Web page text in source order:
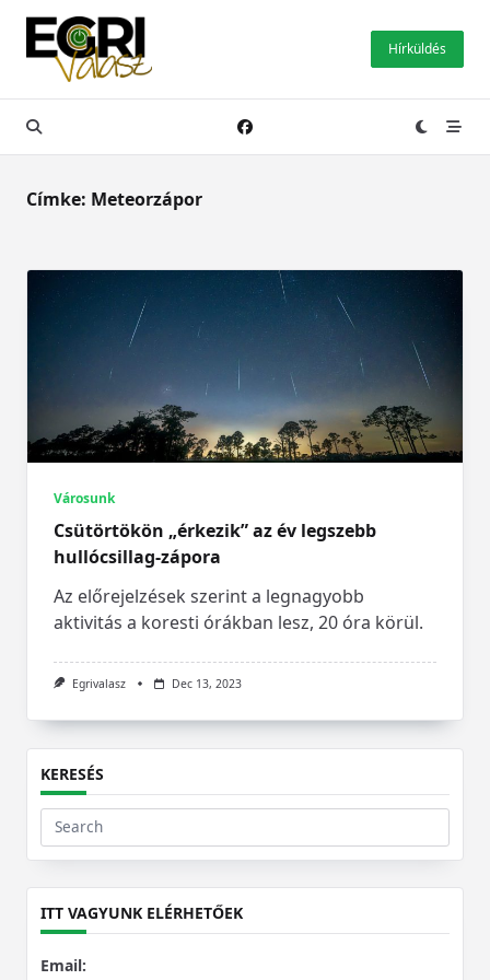
Skip
content
Hírküldés
Címke: Meteorzápor
Városunk
Csütörtökön „érkezik” az év legszebb
hullócsillag-zápora
Az előrejelzések szerint a legnagyobb
aktivitás a koresti órákban lesz, 20 óra körül.
Egrivalasz Dec 13, 2023
KERESÉS
Search
for:
ITT VAGYUNK ELÉRHETŐEK
Email: